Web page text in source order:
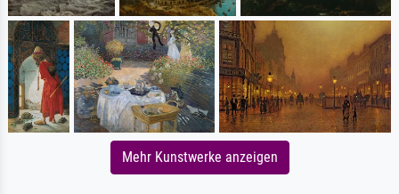
Mehr Kunstwerke anzeigen